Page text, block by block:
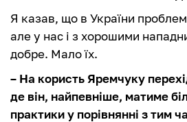
Я казав, що в України
але у нас і з хорошими
добре. Мало їх.
– На користь Яремчуку
де він, найпевніше, матиме
практики у порівнянні з тим